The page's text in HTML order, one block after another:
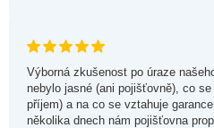
Výborná zkušenost po úraze
nebylo jasné (ani pojišťovně), co
příjem) a na co se vztahuje
několika dnech nám pojišťovna